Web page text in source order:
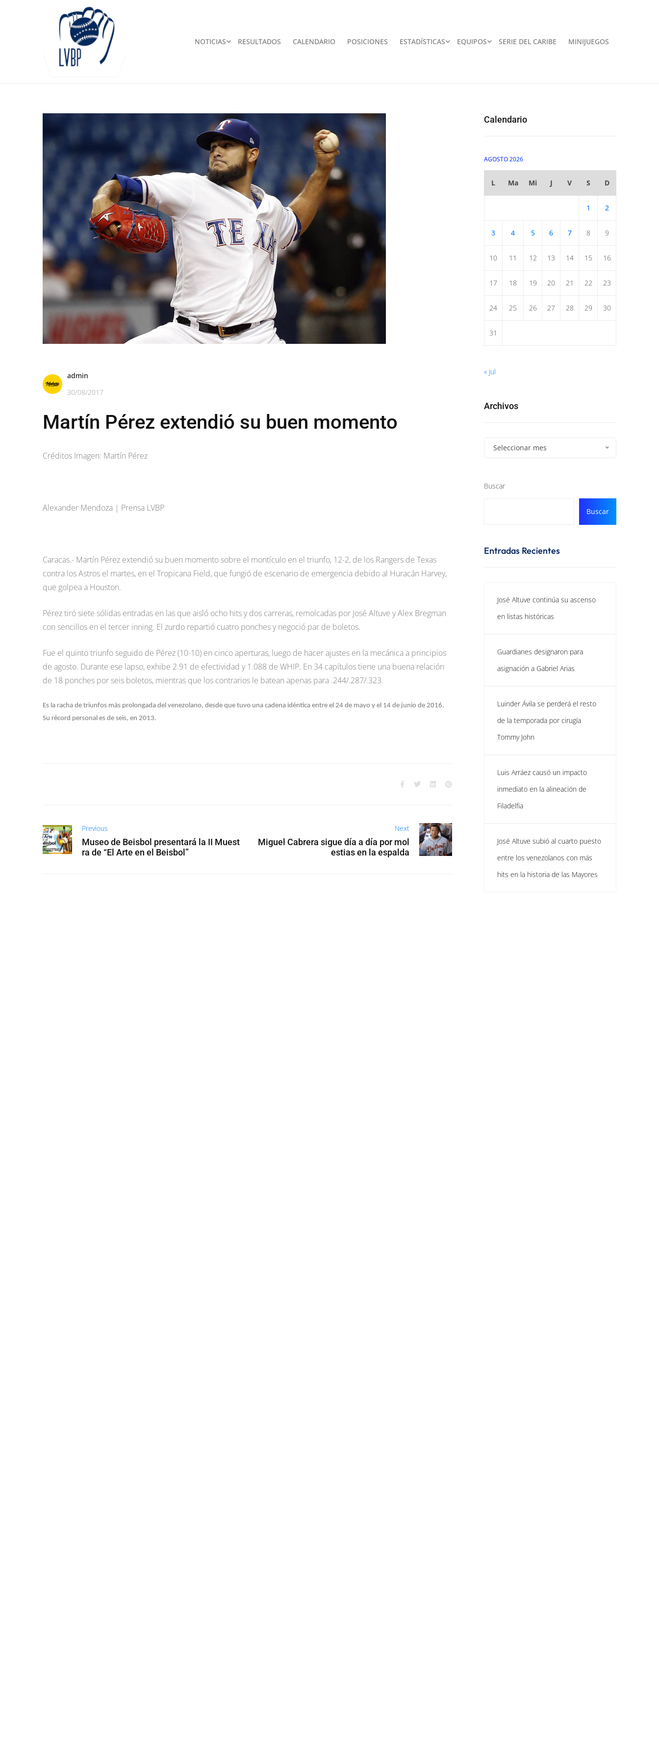
NOTICIAS RESULTADOS CALENDARIO POSICIONES ESTADÍSTICAS EQUIPOS SERIE DEL CARIBE MINIJUEGOS
admin
30/08/2017
Martín Pérez extendió su buen momento
Créditos Imagen: Martín Pérez
Alexander Mendoza | Prensa LVBP
Caracas.- Martín Pérez extendió su buen momento sobre el montículo en el triunfo, 12-2, de los Rangers de Texas
contra los Astros el martes, en el Tropicana Field, que fungió de escenario de emergencia debido al Huracán Harvey,
que golpea a Houston.
Pérez tiró siete sólidas entradas en las que aisló ocho hits y dos carreras, remolcadas por José Altuve y Alex Bregman
con sencillos en el tercer inning. El zurdo repartió cuatro ponches y negoció par de boletos.
Fue el quinto triunfo seguido de Pérez (10-10) en cinco aperturas, luego de hacer ajustes en la mecánica a principios
de agosto. Durante ese lapso, exhibe 2.91 de efectividad y 1.088 de WHIP. En 34 capítulos tiene una buena relación
de 18 ponches por seis boletos, mientras que los contrarios le batean apenas para .244/.287/.323.
Es la racha de triunfos más prolongada del venezolano, desde que tuvo una cadena idéntica entre el 24 de mayo y el 14 de junio de 2016.
Su récord personal es de seis, en 2013.
Previous
Museo de Beisbol presentará la II Muest
ra de “El Arte en el Beisbol”
Next
Miguel Cabrera sigue día a día por mol
estias en la espalda
Calendario
AGOSTO 2026
L Ma Mi J V S D
1 2
3 4 5 6 7 8 9
10 11 12 13 14 15 16
17 18 19 20 21 22 23
24 25 26 27 28 29 30
31
« Jul
Archivos
Seleccionar mes
Buscar
Buscar
Entradas Recientes
José Altuve continúa su ascenso
en listas históricas
Guardianes designaron para
asignación a Gabriel Arias
Luinder Ávila se perderá el resto
de la temporada por cirugía
Tommy John
Luis Arráez causó un impacto
inmediato en la alineación de
Filadelfia
José Altuve subió al cuarto puesto
entre los venezolanos con más
hits en la historia de las Mayores